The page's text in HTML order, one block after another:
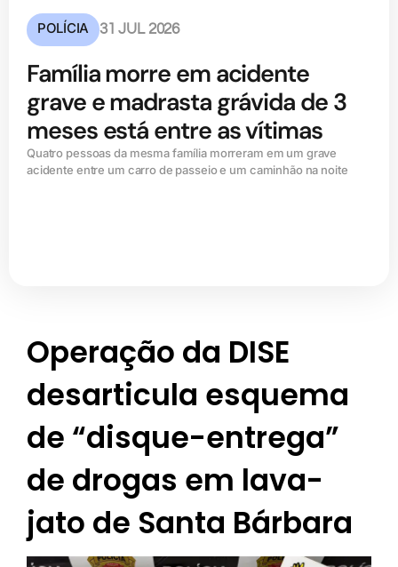
POLÍCIA 31 JUL 2026
Família morre em acidente
grave e madrasta grávida de 3
meses está entre as vítimas
Quatro pessoas da mesma família morreram em um grave
acidente entre um carro de passeio e um caminhão na noite
Operação da DISE
desarticula esquema
de “disque-entrega”
de drogas em lava-
jato de Santa Bárbara